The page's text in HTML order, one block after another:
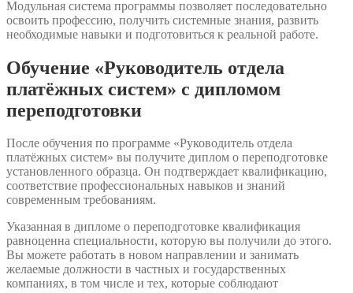
Модульная система программы позволяет последовательно
освоить профессию, получить системные знания, развить
необходимые навыки и подготовиться к реальной работе.
Обучение «Руководитель отдела
платёжных систем» с дипломом
переподготовки
После обучения по программе «Руководитель отдела
платёжных систем» вы получите диплом о переподготовке
установленного образца. Он подтверждает квалификацию,
соответствие профессиональных навыков и знаний
современным требованиям.
Указанная в дипломе о переподготовке квалификация
равноценна специальности, которую вы получили до этого.
Вы можете работать в новом направлении и занимать
желаемые должности в частных и государственных
компаниях, в том числе и тех, которые соблюдают